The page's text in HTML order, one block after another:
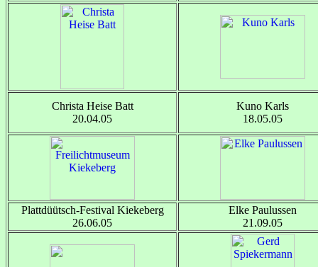
Christa Heise Batt
20.04.05
Kuno Karls
18.05.05
Plattdüütsch-Festival Kiekeberg
26.06.05
Elke Paulussen
21.09.05